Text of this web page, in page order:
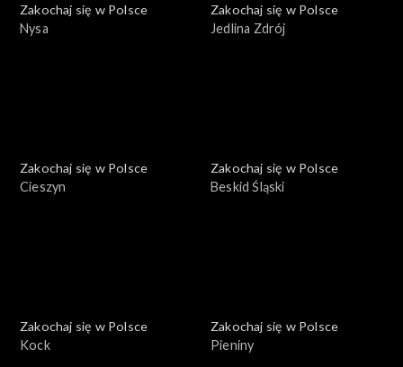
Zakochaj się w Polsce
Nysa
Zakochaj się w Polsce
Jedlina Zdrój
Zakochaj się w Polsce
Cieszyn
Zakochaj się w Polsce
Beskid Śląski
Zakochaj się w Polsce
Kock
Zakochaj się w Polsce
Pieniny